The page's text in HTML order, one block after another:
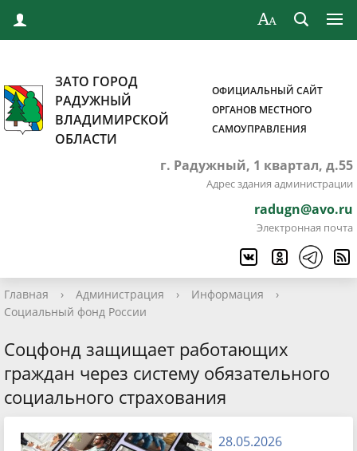
ЗАТО ГОРОД
РАДУЖНЫЙ
ВЛАДИМИРСКОЙ
ОБЛАСТИ
ОФИЦИАЛЬНЫЙ САЙТ
ОРГАНОВ МЕСТНОГО
САМОУПРАВЛЕНИЯ
г. Радужный, 1 квартал, д.55
Адрес здания администрации
radugn@avo.ru
Электронная почта
Главная › Администрация › Информация
›
Социальный фонд России
Соцфонд защищает работающих
граждан через систему обязательного
социального страхования
28.05.2026